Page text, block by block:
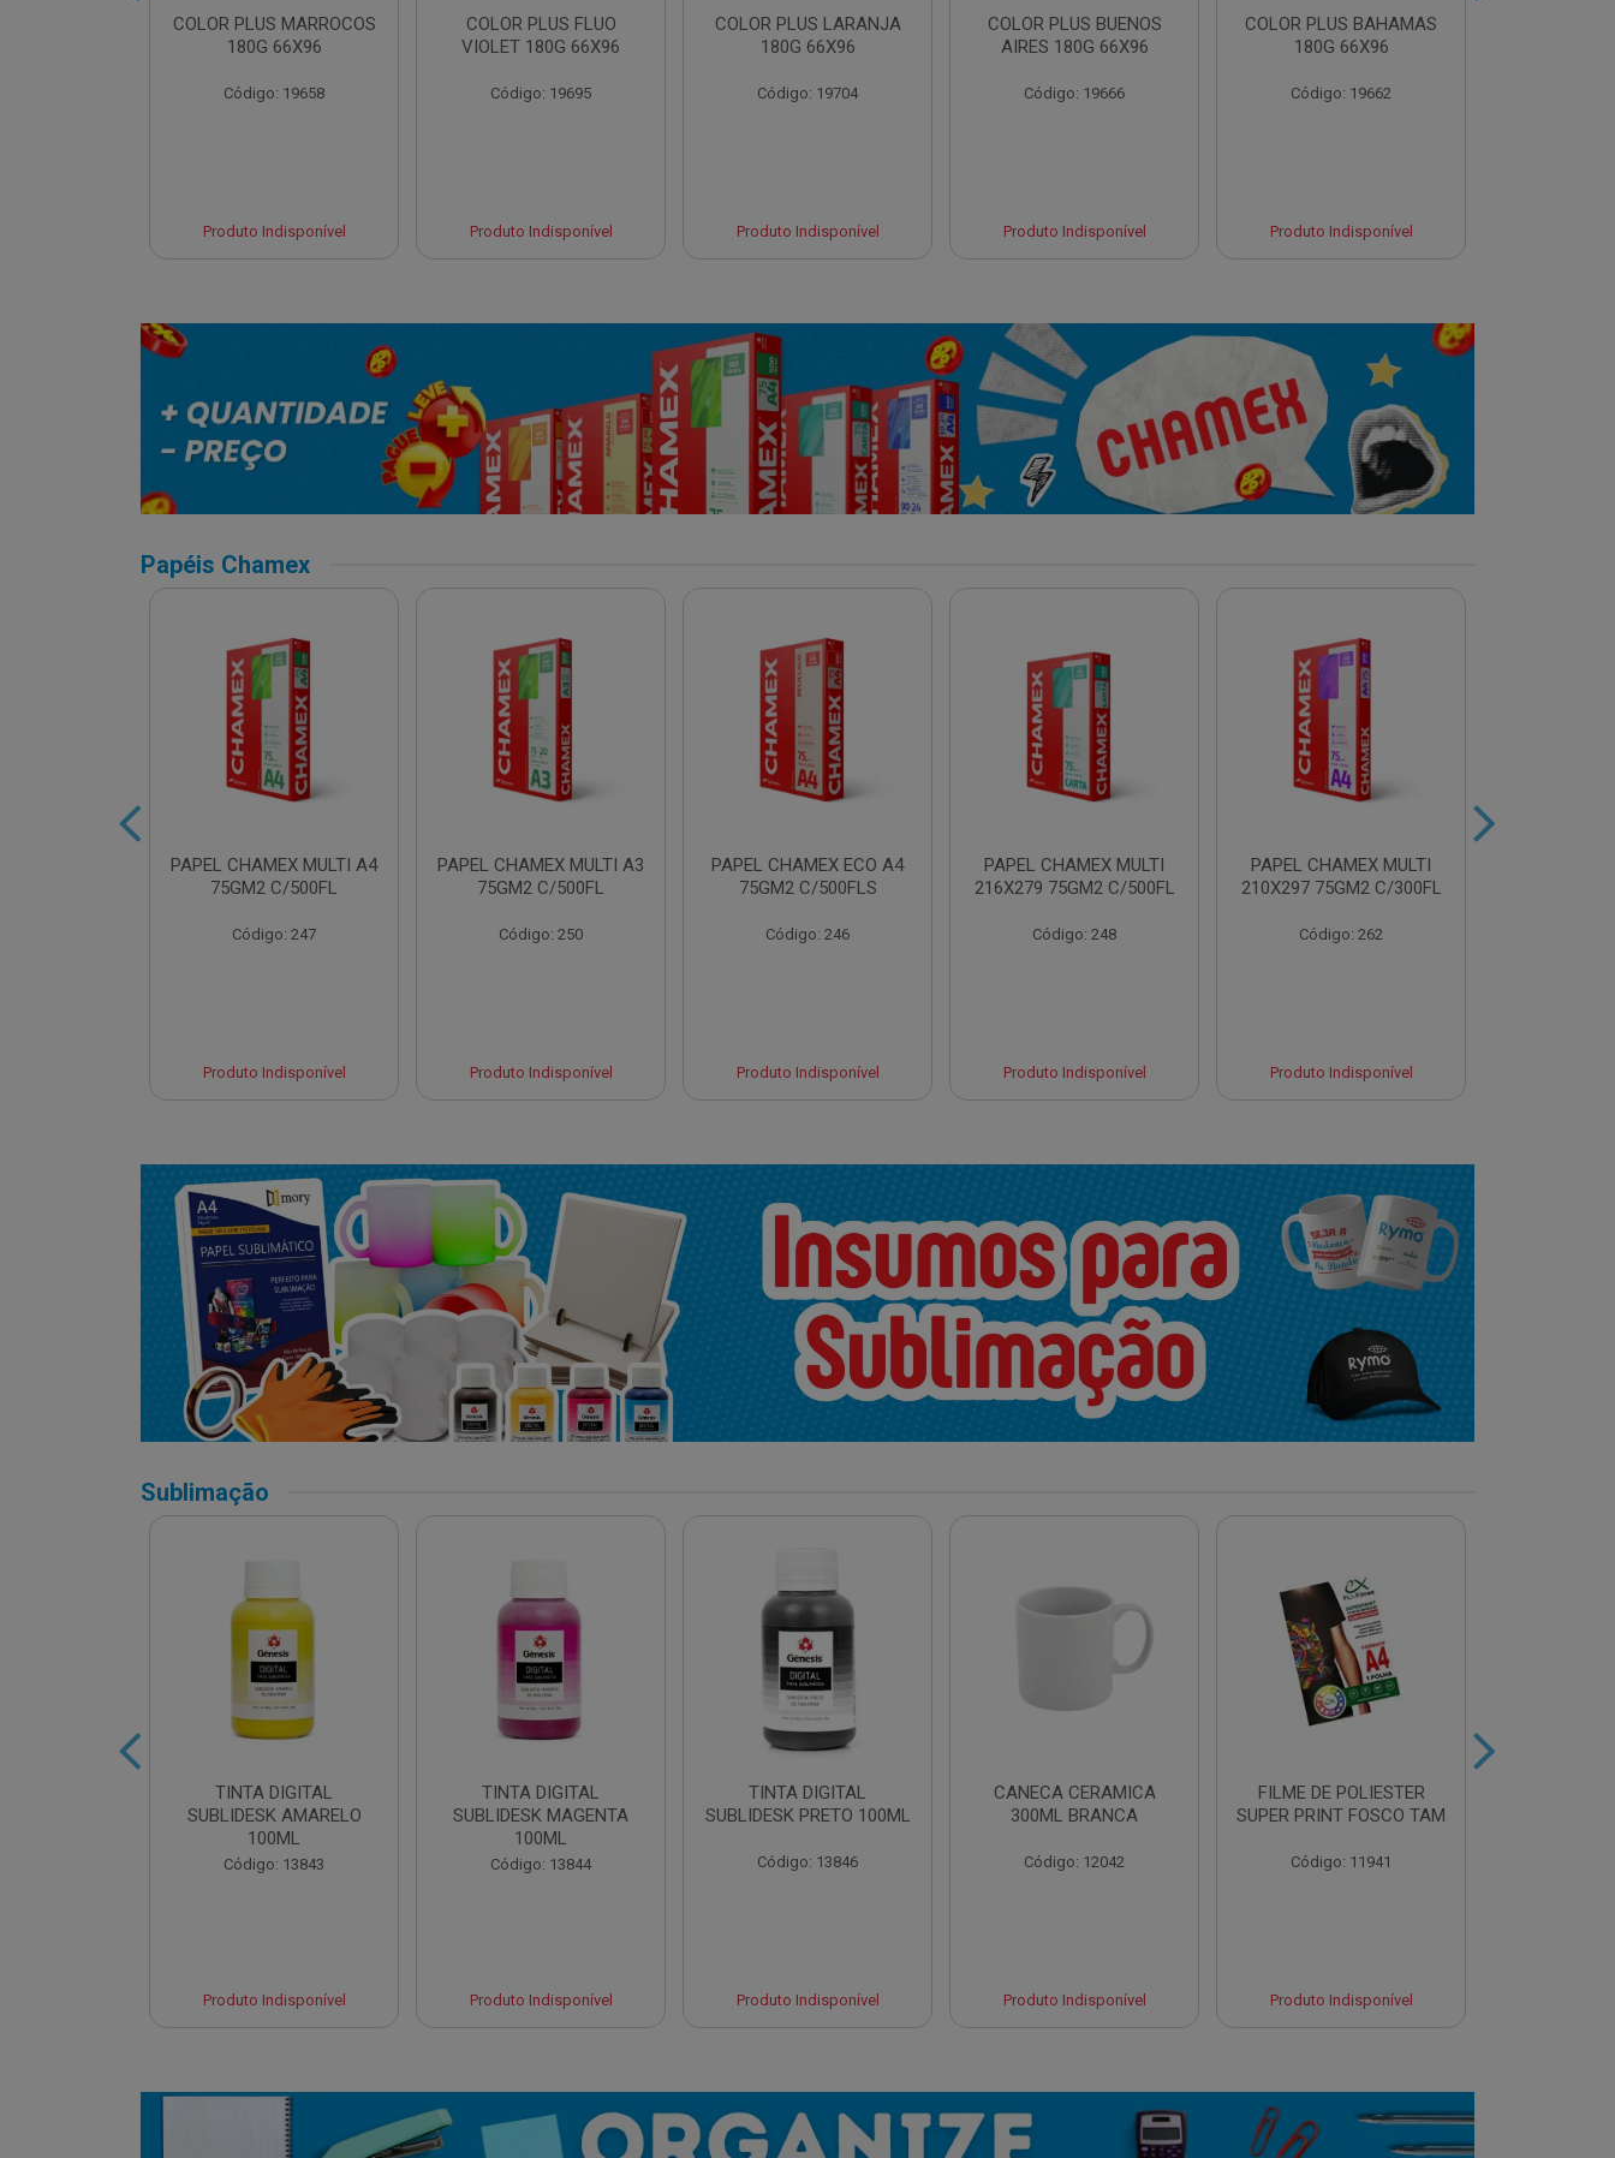
COLOR PLUS MARROCOS
180G 66X96
Código: 19658
Produto Indisponível
COLOR PLUS FLUO
VIOLET 180G 66X96
Código: 19695
Produto Indisponível
COLOR PLUS LARANJA
180G 66X96
Código: 19704
Produto Indisponível
COLOR PLUS BUENOS
AIRES 180G 66X96
Código: 19666
Produto Indisponível
COLOR PLUS BAHAMAS
180G 66X96
Código: 19662
Produto Indisponível
Papéis Chamex
PAPEL CHAMEX MULTI A4
75GM2 C/500FL
Código: 247
Produto Indisponível
PAPEL CHAMEX MULTI A3
75GM2 C/500FL
Código: 250
Produto Indisponível
PAPEL CHAMEX ECO A4
75GM2 C/500FLS
Código: 246
Produto Indisponível
PAPEL CHAMEX MULTI
216X279 75GM2 C/500FL
Código: 248
Produto Indisponível
PAPEL CHAMEX MULTI
210X297 75GM2 C/300FL
Código: 262
Produto Indisponível
Sublimação
TINTA DIGITAL
SUBLIDESK AMARELO
100ML
Código: 13843
Produto Indisponível
TINTA DIGITAL
SUBLIDESK MAGENTA
100ML
Código: 13844
Produto Indisponível
TINTA DIGITAL
SUBLIDESK PRETO 100ML
Código: 13846
Produto Indisponível
CANECA CERAMICA
300ML BRANCA
Código: 12042
Produto Indisponível
FILME DE POLIESTER
SUPER PRINT FOSCO TAM
Código: 11941
Produto Indisponível